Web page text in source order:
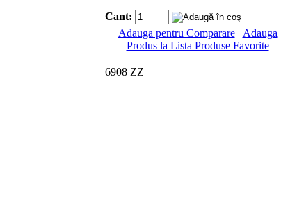
Cant:
Adauga pentru Comparare | Adauga
Produs la Lista Produse Favorite
6908 ZZ